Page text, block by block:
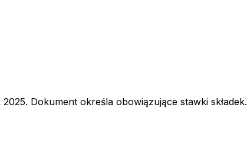
Dokument określa obowiązujące stawki składek.